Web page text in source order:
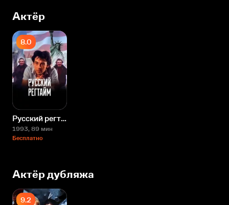
Актёр
8.0
Русский регтайм
1993, 89 мин
Бесплатно
Актёр дубляжа
9.2